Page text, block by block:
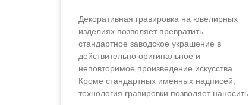
Декоративная гравировка на ювелирных
изделиях позволяет превратить
стандартное заводское украшение в
действительно оригинальное и
неповторимое произведение искусства.
Кроме стандартных именных надписей,
технология гравировки позволяет наносить